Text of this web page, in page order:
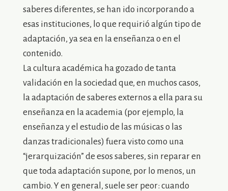
saberes diferentes, se han ido incorporando a
esas instituciones, lo que requirió algún tipo de
adaptación, ya sea en la enseñanza o en el
contenido.
La cultura académica ha gozado de tanta
validación en la sociedad que, en muchos casos,
la adaptación de saberes externos a ella para su
enseñanza en la academia (por ejemplo, la
enseñanza y el estudio de las músicas o las
danzas tradicionales) fuera visto como una
“jerarquización” de esos saberes, sin reparar en
que toda adaptación supone, por lo menos, un
cambio. Y en general, suele ser peor: cuando